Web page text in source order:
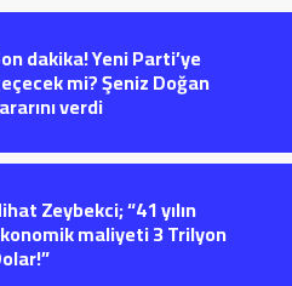
dakika! Yeni Parti’ye
mi? Şeniz Doğan
verdi
Zeybekci; “41 yılın
maliyeti 3 Trilyon